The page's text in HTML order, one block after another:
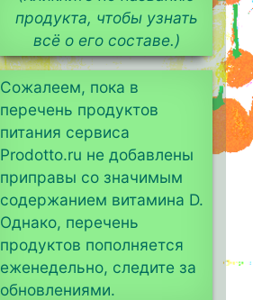
продукта, чтобы узнать
всё о его составе.)
Сожалеем, пока в
перечень продуктов
питания сервиса
Prodotto.ru не добавлены
приправы со значимым
содержанием витамина D.
Однако, перечень
продуктов пополняется
еженедельно, следите за
обновлениями.